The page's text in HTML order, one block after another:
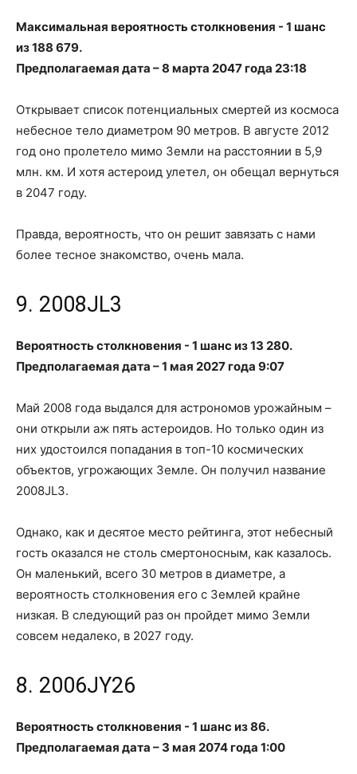
Максимальная вероятность столкновения - 1 шанс
из 188 679.
Предполагаемая дата – 8 марта 2047 года 23:18
Открывает список потенциальных смертей из космоса
небесное тело диаметром 90 метров. В августе 2012
год оно пролетело мимо Земли на расстоянии в 5,9
млн. км. И хотя астероид улетел, он обещал вернуться
в 2047 году.
Правда, вероятность, что он решит завязать с нами
более тесное знакомство, очень мала.
9. 2008JL3
Вероятность столкновения - 1 шанс из 13 280.
Предполагаемая дата – 1 мая 2027 года 9:07
Май 2008 года выдался для астрономов урожайным –
они открыли аж пять астероидов. Но только один из
них удостоился попадания в топ-10 космических
объектов, угрожающих Земле. Он получил название
2008JL3.
Однако, как и десятое место рейтинга, этот небесный
гость оказался не столь смертоносным, как казалось.
Он маленький, всего 30 метров в диаметре, а
вероятность столкновения его с Землей крайне
низкая. В следующий раз он пройдет мимо Земли
совсем недалеко, в 2027 году.
8. 2006JY26
Вероятность столкновения - 1 шанс из 86.
Предполагаемая дата – 3 мая 2074 года 1:00